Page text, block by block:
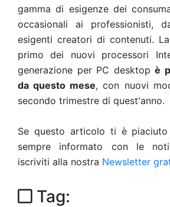
gamma di esigenze dei
occasionali ai professionisti,
esigenti creatori di contenuti.
primo dei nuovi processori
generazione per PC desktopè
da questo mese, con nuovi
secondo trimestre di quest'anno.
Se questo articolo ti è
sempre informato con le
iscriviti alla nostra Newsletter
Tag: